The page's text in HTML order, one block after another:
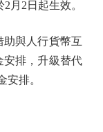
月2日起生效。
與人行貨幣互
安排，升級替代
安排。